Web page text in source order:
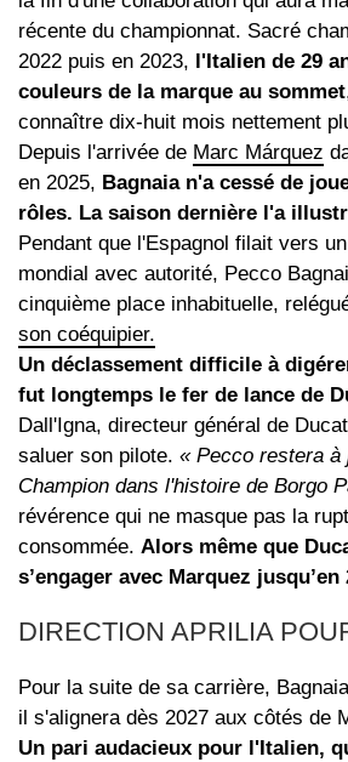
récente du championnat. Sacré
2022 puis en 2023, l'Italien de 29
couleurs de la marque au sommet
connaître dix-huit mois nettement
Depuis l'arrivée de Marc Márquez
en 2025, Bagnaia n'a cessé de
rôles. La saison dernière l'a
Pendant que l'Espagnol filait vers
mondial avec autorité, Pecco
cinquième place inhabituelle,
son coéquipier.
Un déclassement difficile à
fut longtemps le fer de lance de
Dall'Igna, directeur général de
saluer son pilote. « Pecco restera à
Champion dans l'histoire de Borgo
révérence qui ne masque pas la
consommée. Alors même que
s’engager avec Marquez jusqu’en
DIRECTION APRILIA
Pour la suite de sa carrière,
il s'alignera dès 2027 aux côtés de
Un pari audacieux pour l'Italien,